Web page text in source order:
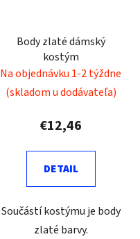
Body zlaté dámský
kostým
Na objednávku 1-2 týždne
(skladom u dodávateľa)
€12,46
DETAIL
Součástí kostýmu je body
zlaté barvy.